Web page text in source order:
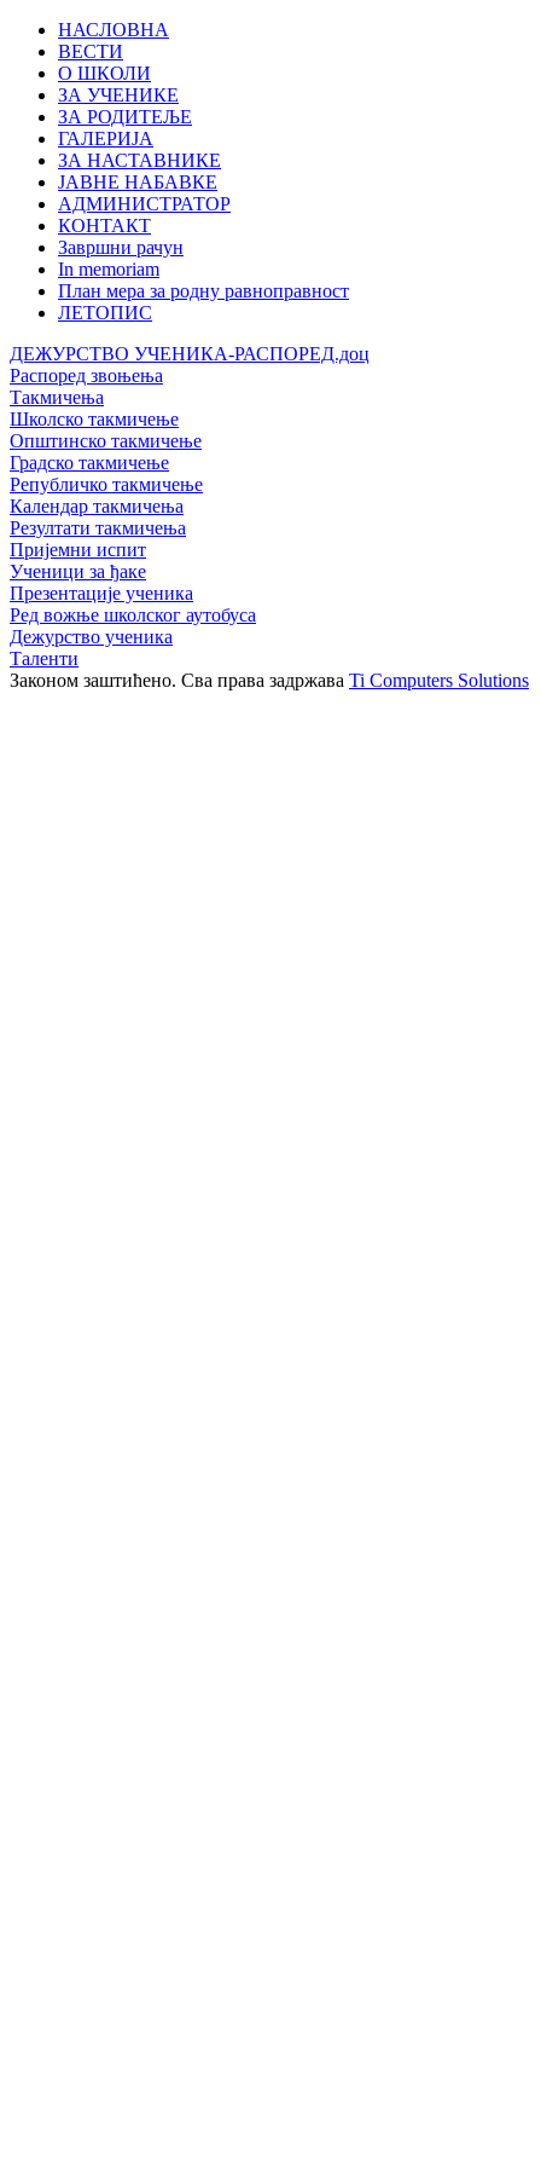
НАСЛОВНА
ВЕСТИ
О ШКОЛИ
ЗА УЧЕНИКЕ
ЗА РОДИТЕЉЕ
ГАЛЕРИЈА
ЗА НАСТАВНИКЕ
ЈАВНЕ НАБАВКЕ
АДМИНИСТРАТОР
КОНТАКТ
Завршни рачун
In memoriam
План мера за родну равноправност
ЛЕТОПИС
ДЕЖУРСТВО УЧЕНИКА-РАСПОРЕД.доц
Распоред звоњења
Такмичења
Школско такмичење
Општинско такмичење
Градско такмичење
Републичко такмичење
Календар такмичења
Резултати такмичења
Пријемни испит
Ученици за ђаке
Презентације ученика
Ред вожње школског аутобуса
Дежурство ученика
Таленти
Законом заштићено. Сва права задржава Ti Computers Solutions